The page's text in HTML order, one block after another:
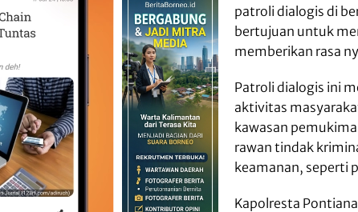
patroli dialogis di
bertujuan untuk
memberikan rasa
Patroli dialogis ini
aktivitas
kawasan
rawan tindak
keamanan, seperti
Kapolresta